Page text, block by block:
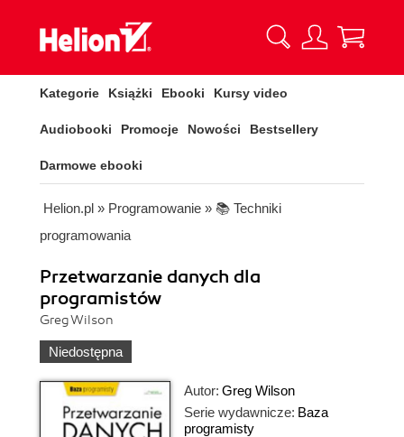
Kategorie Książki Ebooki Kursy video
Audiobooki Promocje Nowości Bestsellery
Darmowe ebooki
Helion.pl » Programowanie » 📚 Techniki
programowania
Przetwarzanie danych dla
programistów
Greg Wilson
Niedostępna
Autor: Greg Wilson
Serie wydawnicze: Baza
programisty